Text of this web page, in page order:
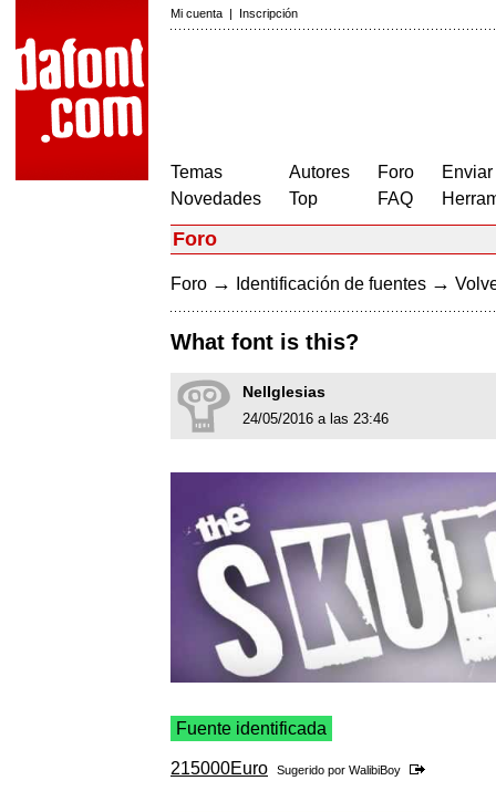
Mi cuenta | Inscripción
Temas
Novedades
Autores
Top
Foro
FAQ
Foro
Foro → Identificación de fuentes →
What font is this?
NelIglesias
24/05/2016 a las 23:46
Fuente identificada
215000Euro Sugerido por WalibiBoy